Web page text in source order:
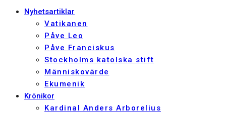
Nyhetsartiklar
Vatikanen
Påve Leo
Påve Franciskus
Stockholms katolska stift
Människovärde
Ekumenik
Krönikor
Kardinal Anders Arborelius